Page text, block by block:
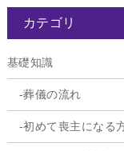
カテゴリ
基礎知識
葬儀の流れ
初めて喪主になる